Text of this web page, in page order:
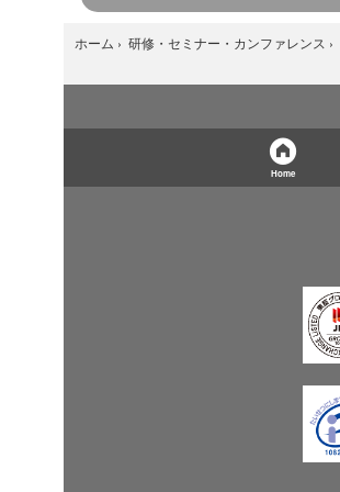
ホーム › 研修・セミナー・カンファレンス ›
Home